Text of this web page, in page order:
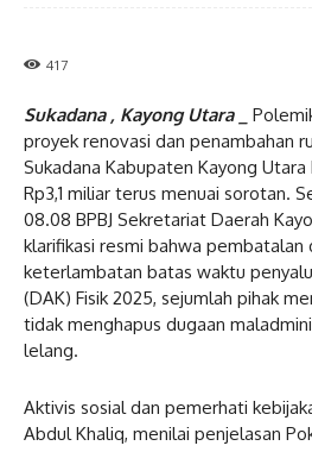
417
Sukadana , Kayong Utara _
proyek renovasi dan penambahan
Sukadana Kabupaten Kayong
Rp3,1 miliar terus menuai sorotan.
08.08 BPBJ Sekretariat Daerah
klarifikasi resmi bahwa pembatalan
keterlambatan batas waktu
(DAK) Fisik 2025, sejumlah pihak
tidak menghapus dugaan
lelang.
Aktivis sosial dan pemerhati
Abdul Khaliq, menilai penjelasan